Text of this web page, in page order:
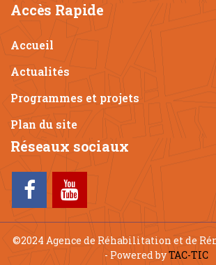
Accès Rapide
Accueil
Actualités
Programmes et projets
Plan du site
Réseaux sociaux
©2024 Agence de Réhabilitation et de
- Powered byTAC-TIC